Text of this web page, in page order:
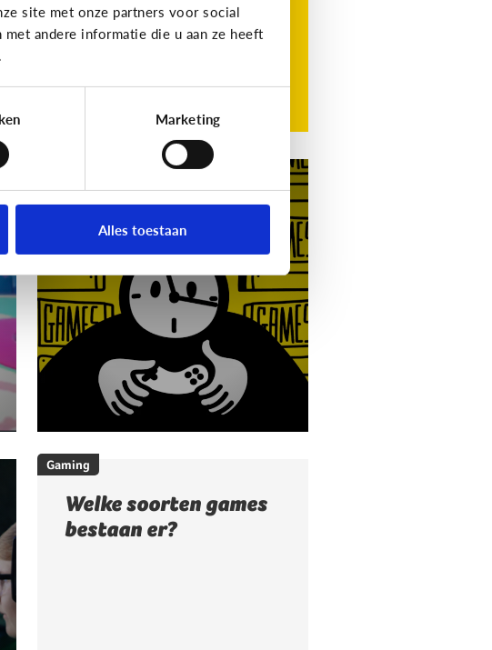
site met onze partners voor social
andere informatie die u aan ze heeft
Marketing
Alles toestaan
[Video]Gamet mijn
kind teveel?
Gaming
Welke soorten games
bestaan er?